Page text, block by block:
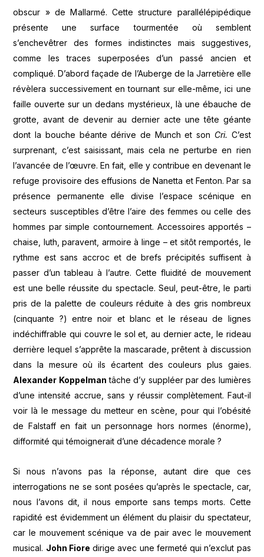
obscur » de Mallarmé. Cette structure parallélépipédique
présente une surface tourmentée où semblent
s’enchevêtrer des formes indistinctes mais suggestives,
comme les traces superposées d’un passé ancien et
compliqué. D’abord façade de l’Auberge de la Jarretière elle
révèlera successivement en tournant sur elle-même, ici une
faille ouverte sur un dedans mystérieux, là une ébauche de
grotte, avant de devenir au dernier acte une tête géante
dont la bouche béante dérive de Munch et son Cri. C’est
surprenant, c’est saisissant, mais cela ne perturbe en rien
l’avancée de l’œuvre. En fait, elle y contribue en devenant le
refuge provisoire des effusions de Nanetta et Fenton. Par sa
présence permanente elle divise l’espace scénique en
secteurs susceptibles d’être l’aire des femmes ou celle des
hommes par simple contournement. Accessoires apportés –
chaise, luth, paravent, armoire à linge – et sitôt remportés, le
rythme est sans accroc et de brefs précipités suffisent à
passer d’un tableau à l’autre. Cette fluidité de mouvement
est une belle réussite du spectacle. Seul, peut-être, le parti
pris de la palette de couleurs réduite à des gris nombreux
(cinquante ?) entre noir et blanc et le réseau de lignes
indéchiffrable qui couvre le sol et, au dernier acte, le rideau
derrière lequel s’apprête la mascarade, prêtent à discussion
dans la mesure où ils écartent des couleurs plus gaies.
Alexander Koppelman tâche d’y suppléer par des lumières
d’une intensité accrue, sans y réussir complètement. Faut-il
voir là le message du metteur en scène, pour qui l’obésité
de Falstaff en fait un personnage hors normes (énorme),
difformité qui témoignerait d’une décadence morale ?
Si nous n’avons pas la réponse, autant dire que ces
interrogations ne se sont posées qu’après le spectacle, car,
nous l’avons dit, il nous emporte sans temps morts. Cette
rapidité est évidemment un élément du plaisir du spectateur,
car le mouvement scénique va de pair avec le mouvement
musical. John Fiore dirige avec une fermeté qui n’exclut pas